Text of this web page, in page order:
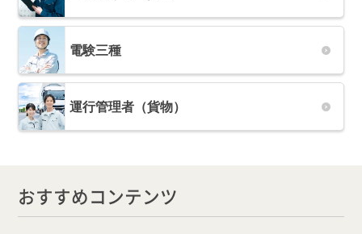
電験三種
運行管理者（貨物）
おすすめコンテンツ